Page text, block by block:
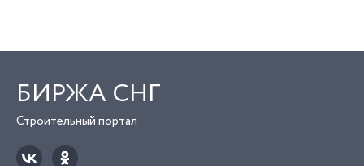
БИРЖА СНГ
Строительный портал